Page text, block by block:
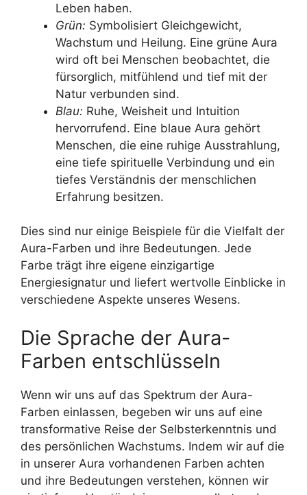
Leben haben.
Grün: Symbolisiert Gleichgewicht,
Wachstum und Heilung. Eine grüne Aura
wird oft bei Menschen beobachtet, die
fürsorglich, mitfühlend und tief mit der
Natur verbunden sind.
Blau: Ruhe, Weisheit und Intuition
hervorrufend. Eine blaue Aura gehört
Menschen, die eine ruhige Ausstrahlung,
eine tiefe spirituelle Verbindung und ein
tiefes Verständnis der menschlichen
Erfahrung besitzen.
Dies sind nur einige Beispiele für die Vielfalt der
Aura-Farben und ihre Bedeutungen. Jede
Farbe trägt ihre eigene einzigartige
Energiesignatur und liefert wertvolle Einblicke in
verschiedene Aspekte unseres Wesens.
Die Sprache der Aura-
Farben entschlüsseln
Wenn wir uns auf das Spektrum der Aura-
Farben einlassen, begeben wir uns auf eine
transformative Reise der Selbsterkenntnis und
des persönlichen Wachstums. Indem wir auf die
in unserer Aura vorhandenen Farben achten
und ihre Bedeutungen verstehen, können wir